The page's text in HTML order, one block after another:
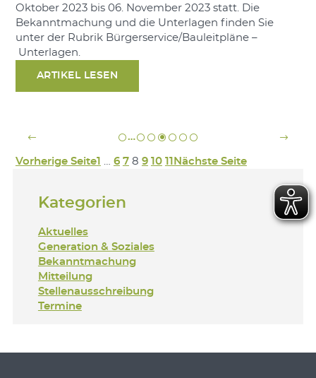
Oktober 2023 bis 06. November 2023 statt. Die
Bekanntmachung und die Unterlagen finden Sie
unter der Rubrik Bürgerservice/Bauleitpläne –
Unterlagen.
ARTIKEL LESEN
…
Vorherige Seite1 6 7 8 9 10 11 Nächste Seite
Kategorien
Aktuelles
Generation & Soziales
Bekanntmachung
Mitteilung
Stellenausschreibung
Termine